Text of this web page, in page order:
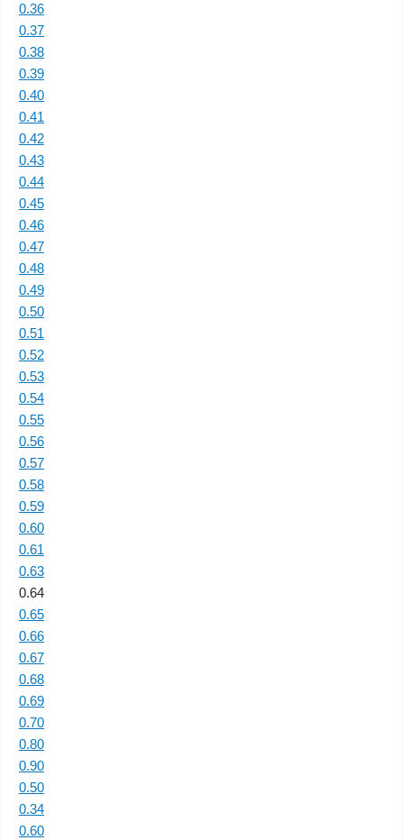
0.36
0.37
0.38
0.39
0.40
0.41
0.42
0.43
0.44
0.45
0.46
0.47
0.48
0.49
0.50
0.51
0.52
0.53
0.54
0.55
0.56
0.57
0.58
0.59
0.60
0.61
0.63
0.64
0.65
0.66
0.67
0.68
0.69
0.70
0.80
0.90
0.50
0.34
0.60